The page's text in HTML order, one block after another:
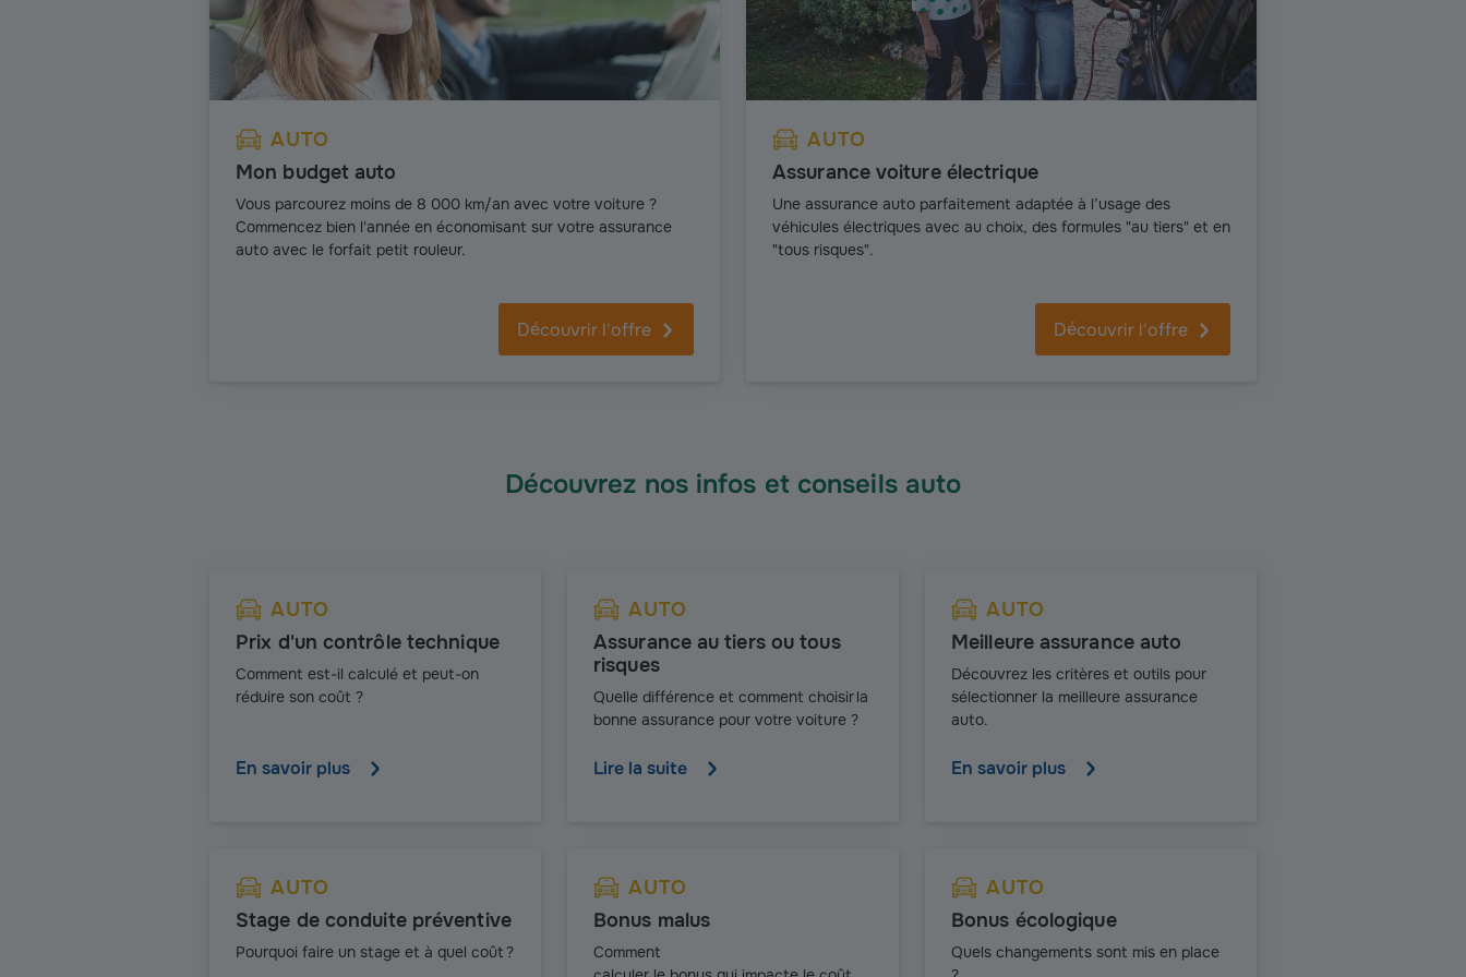
AUTO
Mon budget auto
Vous parcourez moins de 8 000 km/an avec votre voiture ?
Commencez bien l'année en économisant sur votre assurance
auto avec le forfait petit rouleur.
Découvrir l'offre
AUTO
Assurance voiture électrique
Une assurance auto parfaitement adaptée à l’usage des
véhicules électriques avec au choix, des formules "au tiers" et en
"tous risques".
Découvrir l'offre
Découvrez nos infos et conseils auto
AUTO
Prix d'un contrôle technique
Comment est-il calculé et peut-on
réduire son coût ?
En savoir plus
AUTO
Assurance au tiers ou tous
risques
Quelle différence et comment choisir la
bonne assurance pour votre voiture ?
Lire la suite
AUTO
Meilleure assurance auto
Découvrez les critères et outils pour
sélectionner la meilleure assurance
auto.
En savoir plus
AUTO
Stage de conduite préventive
Pourquoi faire un stage et à quel coût ?
AUTO
Bonus malus
Comment
AUTO
Bonus écologique
Quels changements sont mis en place